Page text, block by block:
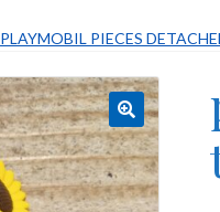
PLAYMOBIL PIECES
🔍